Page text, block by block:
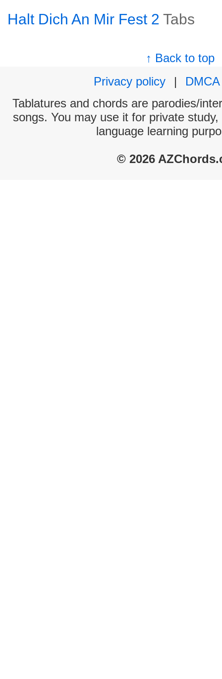
Halt Dich An Mir Fest 2 Tabs
↑ Back to top
Privacy policy
|
DMCA
Tablatures and chords are parodies/
songs. You may use it for private
language learning
© 2026